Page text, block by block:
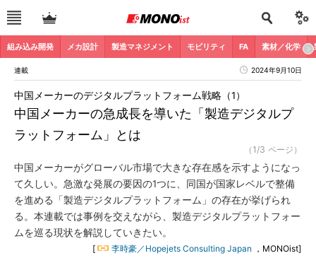
組み込み開発 メカ設計 製造マネジメント モビリティ FA 素材／化学
連載 2024年9月10日
中国メーカーの急成長を導いた「製造デジタルプ
ラットフォーム」とは
中国メーカーのデジタルプラットフォーム戦略（1）
（1/3 ページ）
中国メーカーがグローバル市場で大きな存在感を示すようになっ
て久しい。急激な発展の要因の1つに、同国が国家レベルで整備
を進める「製造デジタルプラットフォーム」の存在が挙げられ
る。本連載では事例を交えながら、製造デジタルプラットフォー
ムを巡る現状を解説していきたい。
[ 李時豪／Hopejets Consulting Japan ，MONOist]